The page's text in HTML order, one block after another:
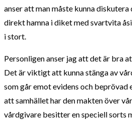
anser att man måste kunna
direkt hamna i diket med svartvita
i stort.
Personligen anser jag att det är bra
Det är viktigt att kunna stänga av
som går emot evidens och
att samhället har den makten över
vårdgivare besitter en speciell sorts